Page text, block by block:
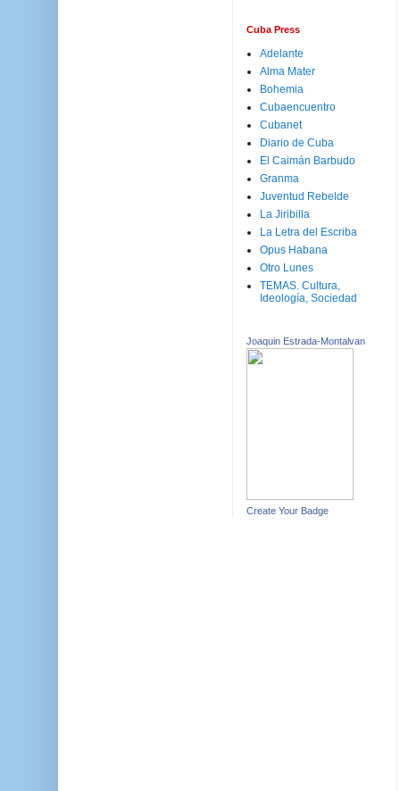
Cuba Press
Adelante
Alma Mater
Bohemia
Cubaencuentro
Cubanet
Diario de Cuba
El Caimán Barbudo
Granma
Juventud Rebelde
La Jiribilla
La Letra del Escriba
Opus Habana
Otro Lunes
TEMAS. Cultura,
Ideología, Sociedad
Joaquin Estrada-Montalvan
Create Your Badge